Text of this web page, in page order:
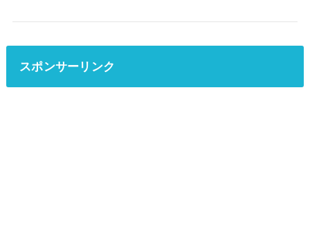
スポンサーリンク